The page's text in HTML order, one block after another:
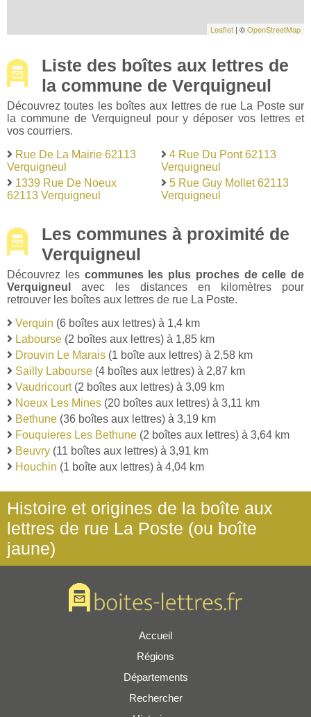
Leaflet | ©OpenStreetMap
Liste des boîtes aux lettres de
la commune de Verquigneul
Découvrez toutes les boîtes aux lettres de rue La Poste sur
la commune de Verquigneul pour y déposer vos lettres et
vos courriers.
Rue De La Mairie 62113
Verquigneul
1339 Rue De Noeux
62113 Verquigneul
4 Rue Du Pont 62113
Verquigneul
5 Rue Guy Mollet 62113
Verquigneul
Les communes à proximité de
Verquigneul
Découvrez les communes les plus proches de celle de
Verquigneul
avec les distances en kilomètres pour
retrouver les boîtes aux lettres de rue La Poste.
Verquin (6 boîtes aux lettres) à 1,4 km
Labourse (2 boîtes aux lettres) à 1,85 km
Drouvin Le Marais (1 boîte aux lettres) à 2,58 km
Sailly Labourse (4 boîtes aux lettres) à 2,87 km
Vaudricourt(2 boîtes aux lettres) à 3,09 km
Noeux Les Mines (20 boîtes aux lettres) à 3,11 km
Bethune (36 boîtes aux lettres) à 3,19 km
Fouquieres Les Bethune (2 boîtes aux lettres) à 3,64 km
Beuvry (11 boîtes aux lettres) à 3,91 km
Houchin (1 boîte aux lettres) à 4,04 km
Histoire et origines de la boîte aux
lettres de rue La Poste (ou boîte
jaune)
Accueil
Régions
Départements
Rechercher